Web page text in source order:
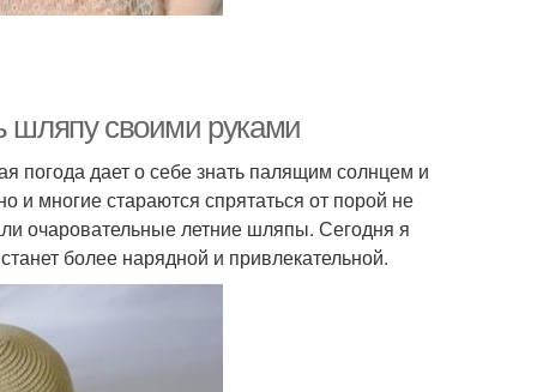
шляпу своими руками
погода дает о себе знать палящим солнцем и
и многие стараются спрятаться от порой не
очаровательные летние шляпы. Сегодня я
более нарядной и привлекательной.